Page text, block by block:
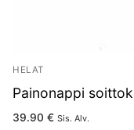
HELAT
Painonappi
39.90 € Sis. Alv.